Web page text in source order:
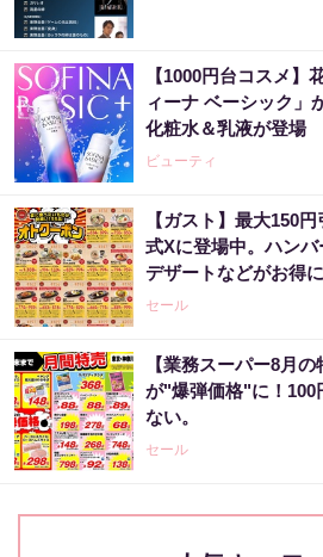
【1000円台コスメ】
ィーナ ベーシック」
化粧水＆乳液が登場
ビューティ
【ガスト】最大150
式Xに登場中。ハンバ
デザートなどがお得
セール
【業務スーパー8月
が"爆弾価格"に！100
ない。
セール